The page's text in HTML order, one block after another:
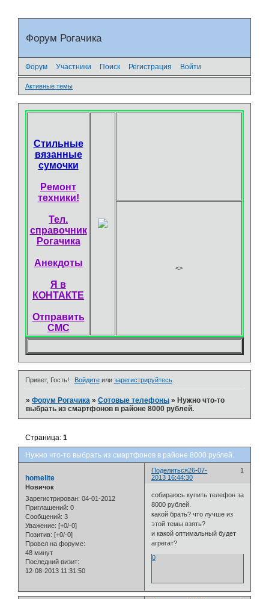
Форум Рогачика
Форум Участники Поиск Регистрация Войти
Активные темы
Стильные
вязанные
сумочки
Ремонт
техники!
Тел.
справочник
Рогачика
Анекдоты
Я в
КОНТАКТЕ
Отправить
СМС
<>
Привет, Гость! Войдитеили зарегистрируйтесь.
»Форум Рогачика »Сотовые телефоны »Нужно что-то
выбрать из смартфонов в районе 8000 рублей.
Нужно что-то выбрать из смартфонов в районе 8000 рублей.
Страница:1
Поделиться 1
26-07-
2013 16:44:30
homelite
Новичок
Зарегистрирован: 04-01-2012
Приглашений: 0
Сообщений: 3
Уважение: [+0/-0]
Позитив: [+0/-0]
Провел на форуме:
48 минут
Последний визит:
12-08-2013 11:31:50
собираюсь купить телефон за
8000 рублей.
какой брать? что лучше из
этой темы взять?
и какой оптимальный будет
агрегат?
0